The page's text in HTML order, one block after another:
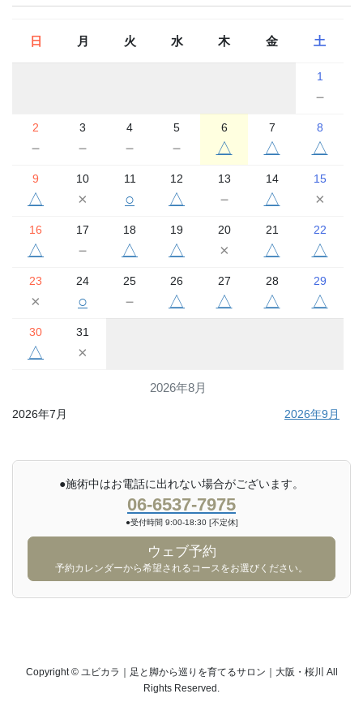
2026年8月
日 月 火 水 木 金 土
1
－
2
－
3
－
4
－
5
－
6
△
7
△
8
△
9
△
10
×
11
○
12
△
13
－
14
△
15
×
16
△
17
－
18
△
19
△
20
×
21
△
22
△
23
×
24
○
25
－
26
△
27
△
28
△
29
△
30
△
31
×
2026年7月 2026年9月
●施術中はお電話に出れない場合がございます。
06-6537-7975
●受付時間 9:00-18:30 [不定休]
ウェブ予約
予約カレンダーから希望されるコースをお選びください。
Copyright © ユビカラ｜足と脚から巡りを育てるサロン｜大阪・桜川 All
Rights Reserved.